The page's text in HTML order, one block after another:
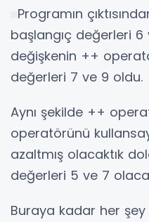
Programın
başlangıç değerleri
değişkenin ++
değerleri 7 ve 9 oldu.
Aynı şekilde ++
operatörünü
azaltmış olacaktık
değerleri 5 ve 7
Buraya kadar her